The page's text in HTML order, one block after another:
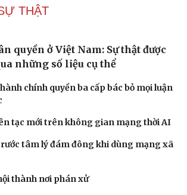
nào?
tình” bằng dân ca của người Tày
nhiều người tự chữa bệnh xã hội rồi
sông gió thổi" (Phần đầu)
dục phải được đo bằng sự tiến bộ, hạnh
THẬT